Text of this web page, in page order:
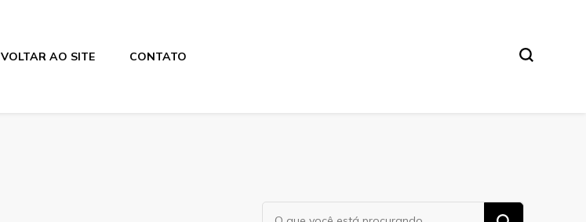
VOLTAR AO SITE CONTATO
Procurando